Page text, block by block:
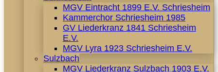
MGV Eintracht 1899 E.V. Schriesheim
Kammerchor Schriesheim 1985
GV Liederkranz 1841 Schriesheim
E.V.
MGV Lyra 1923 Schriesheim E.V.
Sulzbach
MGV Liederkranz Sulzbach 1903 E.V.